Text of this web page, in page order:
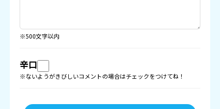
※500文字以内
辛口
※ないようがきびしいコメントの場合はチェックをつけてね！